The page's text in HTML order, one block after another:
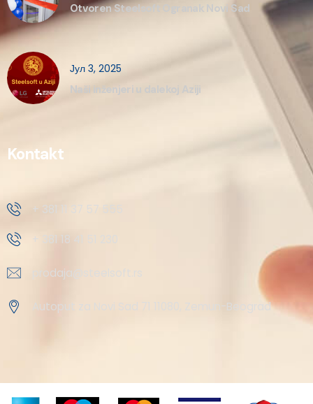
Otvoren Steelsoft Ogranak Novi Sad
Јул 3, 2025
Naši inženjeri u dalekoj Aziji
Kontakt
+ 381 11 37 57 555
+ 381 18 41 51 230
prodaja@steelsoft.rs
Autoput za Novi Sad 71 11080, Zemun-Beograd